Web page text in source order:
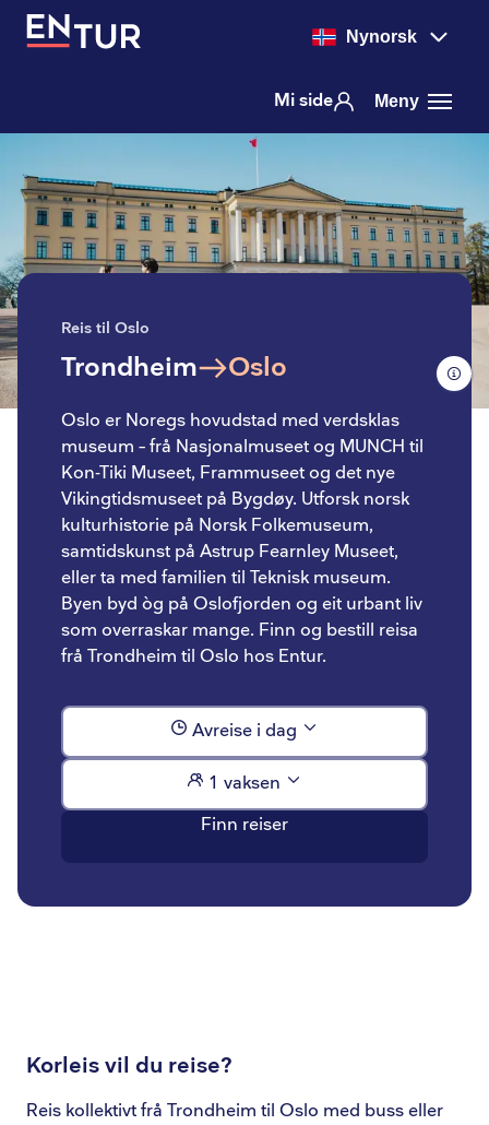
Nynorsk
Mi side Meny
Reis til Oslo
Trondheim Oslo
Oslo er Noregs hovudstad med verdsklas
museum – frå Nasjonalmuseet og MUNCH til
Kon-Tiki Museet, Frammuseet og det nye
Vikingtidsmuseet på Bygdøy. Utforsk norsk
kulturhistorie på Norsk Folkemuseum,
samtidskunst på Astrup Fearnley Museet,
eller ta med familien til Teknisk museum.
Byen byd òg på Oslofjorden og eit urbant liv
som overraskar mange. Finn og bestill reisa
frå Trondheim til Oslo hos Entur.
Avreise i dag
1 vaksen
Finn reiser
Korleis vil du reise?
Reis kollektivt frå Trondheim til Oslo med buss eller